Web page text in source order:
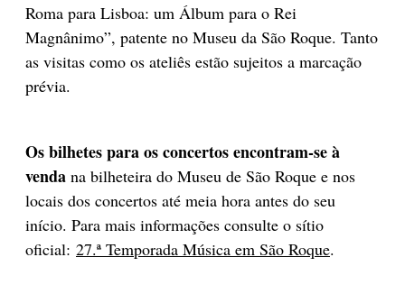
Roma para Lisboa: um Álbum para o Rei
Magnânimo”, patente no Museu da São Roque. Tanto
as visitas como os ateliês estão sujeitos a marcação
prévia.
Os bilhetes para os concertos encontram-se à
venda na bilheteira do Museu de São Roque e nos
locais dos concertos até meia hora antes do seu
início. Para mais informações consulte o sítio
oficial: 27.ª Temporada Música em São Roque.